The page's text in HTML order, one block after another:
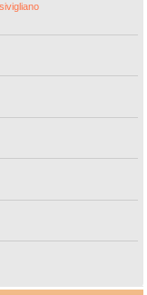
sivigliano